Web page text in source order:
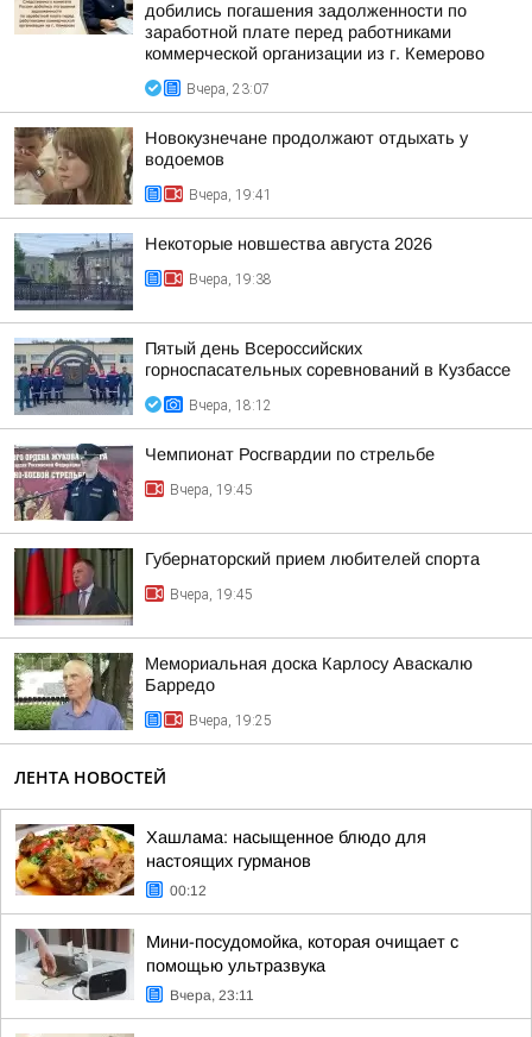
добились погашения задолженности по
заработной плате перед работниками
коммерческой организации из г. Кемерово
Вчера, 23:07
Новокузнечане продолжают отдыхать у
водоемов
Вчера, 19:41
Некоторые новшества августа 2026
Вчера, 19:38
Пятый день Всероссийских
горноспасательных соревнований в Кузбассе
Вчера, 18:12
Чемпионат Росгвардии по стрельбе
Вчера, 19:45
Губернаторский прием любителей спорта
Вчера, 19:45
Мемориальная доска Карлосу Аваскалю
Барредо
Вчера, 19:25
ЛЕНТА НОВОСТЕЙ
Хашлама: насыщенное блюдо для
настоящих гурманов
00:12
Мини-посудомойка, которая очищает с
помощью ультразвука
Вчера, 23:11